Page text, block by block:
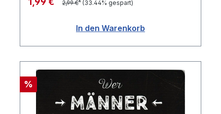
2,99 € (33.44% gespart)
In den Warenkorb
Rabatt
%